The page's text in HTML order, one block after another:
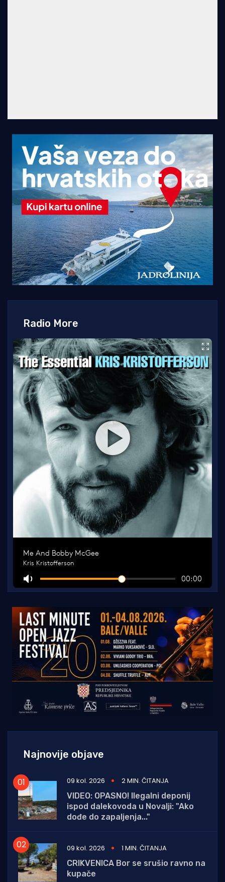
Radio More
Najnovije objave
09 kol. 2026
2 MIN. ČITANJA
VIDEO: OPASNO! Ilegalni deponij
ispod dalekovoda u Novalji: "Ako
dođe do zapaljenja..."
09 kol. 2026
1 MIN. ČITANJA
CRIKVENICA Bor se srušio ravno na
kupače